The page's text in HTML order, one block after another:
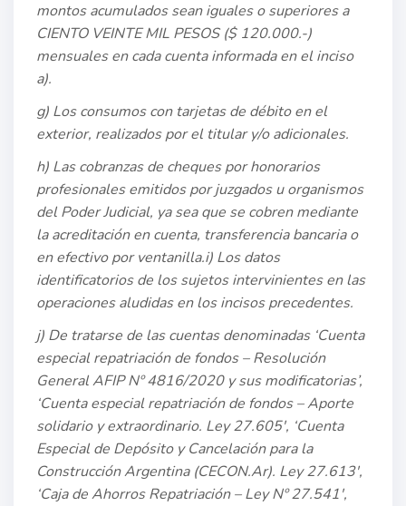
montos acumulados sean iguales o superiores a
CIENTO VEINTE MIL PESOS ($ 120.000.-)
mensuales en cada cuenta informada en el inciso
a).
g) Los consumos con tarjetas de débito en el
exterior, realizados por el titular y/o adicionales.
h) Las cobranzas de cheques por honorarios
profesionales emitidos por juzgados u organismos
del Poder Judicial, ya sea que se cobren mediante
la acreditación en cuenta, transferencia bancaria o
en efectivo por ventanilla.i) Los datos
identificatorios de los sujetos intervinientes en las
operaciones aludidas en los incisos precedentes.
j) De tratarse de las cuentas denominadas ‘Cuenta
especial repatriación de fondos – Resolución
General AFIP Nº 4816/2020 y sus modificatorias’,
‘Cuenta especial repatriación de fondos – Aporte
solidario y extraordinario. Ley 27.605′, ‘Cuenta
Especial de Depósito y Cancelación para la
Construcción Argentina (CECON.Ar). Ley 27.613′,
‘Caja de Ahorros Repatriación – Ley Nº 27.541′,